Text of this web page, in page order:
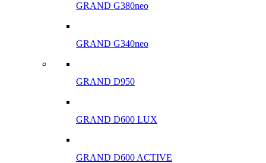
GRAND G380neo
GRAND G340neo
GRAND D950
GRAND D600 LUX
GRAND D600 ACTIVE